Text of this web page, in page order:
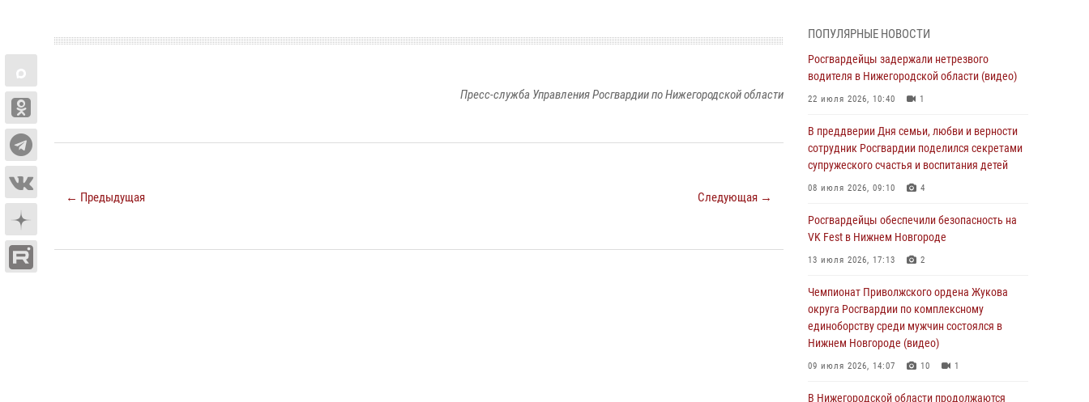
Пресс-служба Управления Росгвардии по Нижегородской области
← Предыдущая Следующая →
В Нижегородской области сотрудники
Росгвардии «по горячим следам» задержали
правонарушителя за стрельбу
17 июля 2026, 05:17
В Нижегородской области продолжаются
мероприятия в рамках всероссийской
ведомственной акции «Каникулы с
Росгвардейцы обеспечили безопасность на
VK Fest в Нижнем Новгороде
Нижегородские росгвардейцы за
прошедшую неделю выезжали более 750 раз
по сигналу «тревога»
13 июля 2026, 06:45
Росгвардейцы предотвратили серию краж в
ПОПУЛЯРНЫЕ НОВОСТИ
Росгвардейцы задержали нетрезвого
водителя в Нижегородской области (видео)
22 июля 2026, 10:40 1
В преддверии Дня семьи, любви и верности
сотрудник Росгвардии поделился секретами
супружеского счастья и воспитания детей
08 июля 2026, 09:10 4
Росгвардейцы обеспечили безопасность на
VK Fest в Нижнем Новгороде
13 июля 2026, 17:13 2
Чемпионат Приволжского ордена Жукова
округа Росгвардии по комплексному
единоборству среди мужчин состоялся в
Нижнем Новгороде (видео)
09 июля 2026, 14:07 10 1
В Нижегородской области продолжаются